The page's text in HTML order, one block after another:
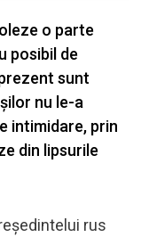
o parte
posibil de
sunt
nu le-a
intimidare, prin
din lipsurile
rus